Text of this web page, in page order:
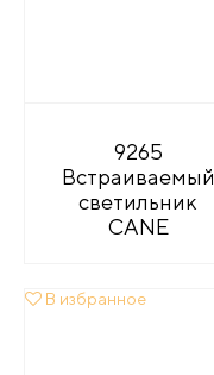
9265
Встраиваемый
светильник
CANE
В избранное